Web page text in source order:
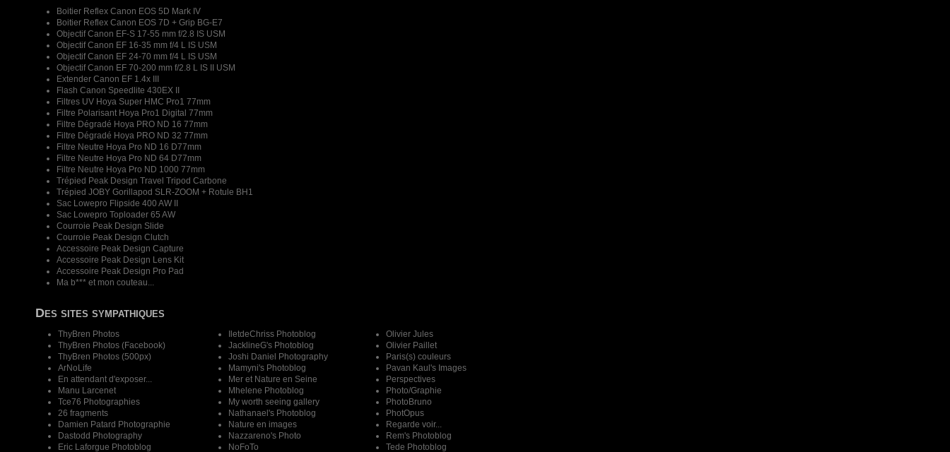
Boitier Reflex Canon EOS 5D Mark IV
Boitier Reflex Canon EOS 7D + Grip BG-E7
Objectif Canon EF-S 17-55 mm f/2.8 IS USM
Objectif Canon EF 16-35 mm f/4 L IS USM
Objectif Canon EF 24-70 mm f/4 L IS USM
Objectif Canon EF 70-200 mm f/2.8 L IS II USM
Extender Canon EF 1.4x III
Flash Canon Speedlite 430EX II
Filtres UV Hoya Super HMC Pro1 77mm
Filtre Polarisant Hoya Pro1 Digital 77mm
Filtre Dégradé Hoya PRO ND 16 77mm
Filtre Dégradé Hoya PRO ND 32 77mm
Filtre Neutre Hoya Pro ND 16 D77mm
Filtre Neutre Hoya Pro ND 64 D77mm
Filtre Neutre Hoya Pro ND 1000 77mm
Trépied Peak Design Travel Tripod Carbone
Trépied JOBY Gorillapod SLR-ZOOM + Rotule BH1
Sac Lowepro Flipside 400 AW II
Sac Lowepro Toploader 65 AW
Courroie Peak Design Slide
Courroie Peak Design Clutch
Accessoire Peak Design Capture
Accessoire Peak Design Lens Kit
Accessoire Peak Design Pro Pad
Ma b*** et mon couteau...
Des sites sympathiques
ThyBren Photos
ThyBren Photos (Facebook)
ThyBren Photos (500px)
ArNoLife
En attendant d'exposer...
Manu Larcenet
Tce76 Photographies
26 fragments
Damien Patard Photographie
Dastodd Photography
Eric Laforgue Photoblog
IletdeChriss Photoblog
JacklineG's Photoblog
Joshi Daniel Photography
Mamyni's Photoblog
Mer et Nature en Seine
Mhelene Photoblog
My worth seeing gallery
Nathanael's Photoblog
Nature en images
Nazzareno's Photo
NoFoTo
Olivier Jules
Olivier Paillet
Paris(s) couleurs
Pavan Kaul's Images
Perspectives
Photo/Graphie
PhotoBruno
PhotOpus
Regarde voir...
Rem's Photoblog
Tede Photoblog